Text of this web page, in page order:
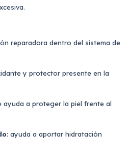
reparadora dentro del sistema de
y protector presente en la
ayuda a proteger la piel frente al
: ayuda a aportar hidratación